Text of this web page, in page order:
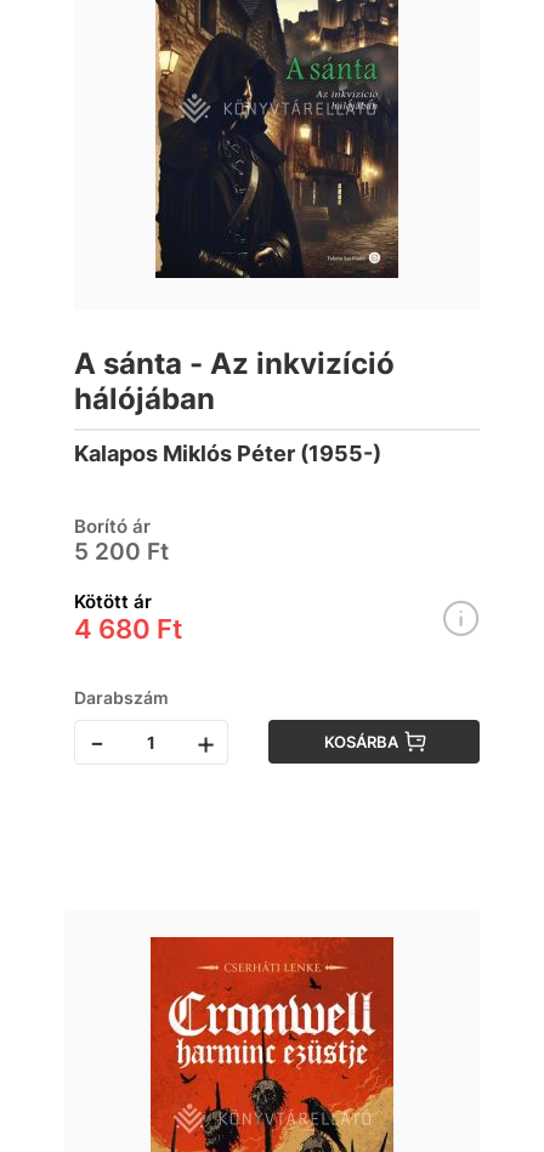
A sánta - Az inkvizíció
hálójában
Kalapos Miklós Péter (1955-)
Borító ár
5 200 Ft
Kötött ár
4 680 Ft
Darabszám
- + KOSÁRBA